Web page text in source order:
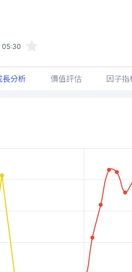
長分析 價值評估 因子指